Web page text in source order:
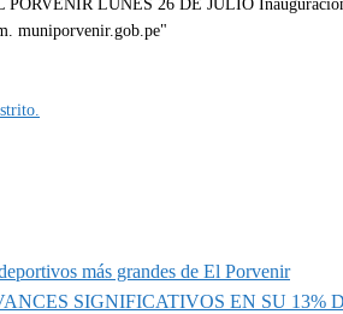
más grandes de El Porvenir
SIGNIFICATIVOS EN SU 13%